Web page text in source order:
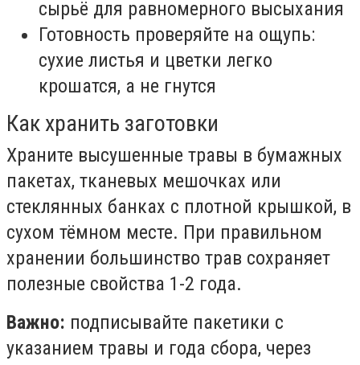
сырьё для равномерного высыхания
Готовность проверяйте на ощупь:
сухие листья и цветки легко
крошатся, а не гнутся
Как хранить заготовки
Храните высушенные травы в бумажных
пакетах, тканевых мешочках или
стеклянных банках с плотной крышкой, в
сухом тёмном месте. При правильном
хранении большинство трав сохраняет
полезные свойства 1-2 года.
Важно: подписывайте пакетики с
указанием травы и года сбора, через